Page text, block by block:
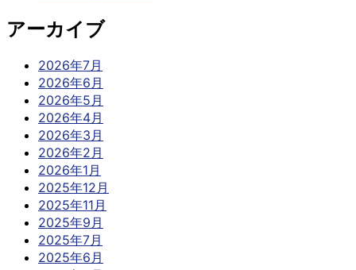
アーカイブ
2026年7月
2026年6月
2026年5月
2026年4月
2026年3月
2026年2月
2026年1月
2025年12月
2025年11月
2025年9月
2025年7月
2025年6月